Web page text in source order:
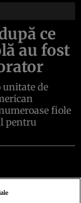
ce
au fost
de
fiole
pentru